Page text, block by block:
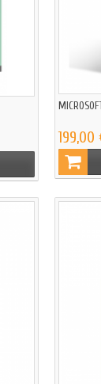
199,00